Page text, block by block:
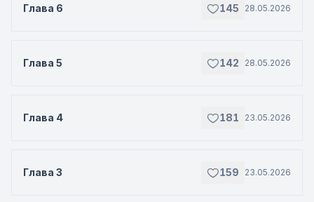
Глава 6 145 28.05.2026
Глава 5 142 28.05.2026
Глава 4 181 23.05.2026
Глава 3 159 23.05.2026